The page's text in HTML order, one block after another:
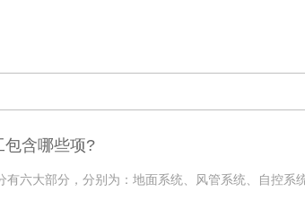
方检测、调试、咨询等专业技术服务。
包含哪些项?
六大部分，分别为：地面系统、风管系统、自控系